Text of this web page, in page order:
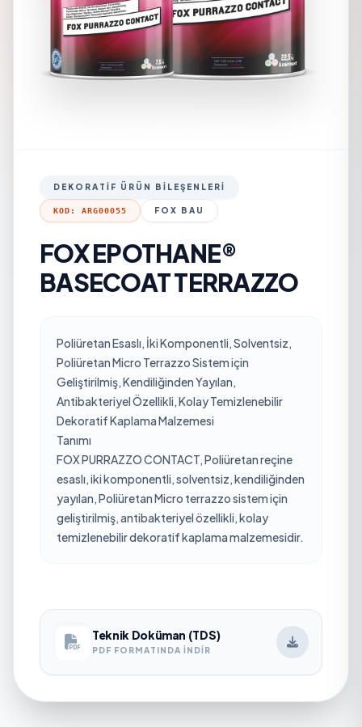
DEKORATIF ÜRÜN BILEŞENLERI
KOD: ARG00055 FOX BAU
FOX EPOTHANE®
BASECOAT TERRAZZO
Poliüretan Esaslı, İki Komponentli, Solventsiz,
Poliüretan Micro Terrazzo Sistem için
Geliştirilmiş, Kendiliğinden Yayılan,
Antibakteriyel Özellikli, Kolay Temizlenebilir
Dekoratif Kaplama Malzemesi
Tanımı
FOX PURRAZZO CONTACT, Poliüretan reçine
esaslı, iki komponentli, solventsiz, kendiliğinden
yayılan, Poliüretan Micro terrazzo sistem için
geliştirilmiş, antibakteriyel özellikli, kolay
temizlenebilir dekoratif kaplama malzemesidir.
Teknik Doküman (TDS)
PDF FORMATINDA İNDIR